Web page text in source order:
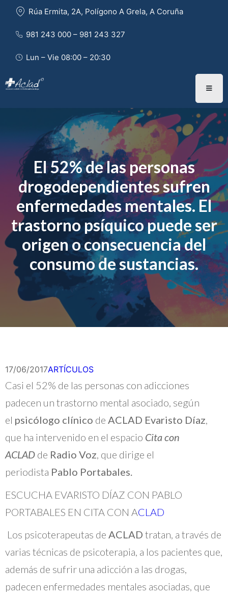
Rúa Ermita, 2A, Polígono A Grela, A Coruña
981 243 000 – 981 243 327
Lun – Vie 08:00 – 20:30
El 52% de las personas
drogodependientes sufren
enfermedades mentales. El
trastorno psíquico puede ser
origen o consecuencia del
consumo de sustancias.
17/06/2017ARTÍCULOS
Casi el 52% de las personas con adicciones
padecen un trastorno mental asociado, según
el psicólogo clínico de ACLAD Evaristo Díaz,
que ha intervenido en el espacio Cita con
ACLAD de Radio Voz, que dirige el
periodista Pablo Portabales.
ESCUCHA EVARISTO DÍAZ CON PABLO
PORTABALES EN CITA CON ACLAD
Los psicoterapeutas de ACLAD tratan, a través de
varias técnicas de psicoterapia, a los pacientes que,
además de sufrir una adicción a las drogas,
padecen enfermedades mentales asociadas, que